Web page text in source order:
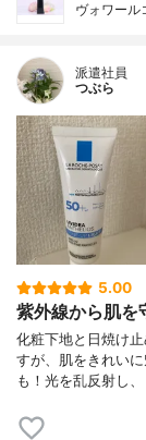
ヴォワール
派遣社員
つぶら
5.00
紫外線から肌を
化粧下地と日焼け
すが、肌をきれい
も！光を乱反射し